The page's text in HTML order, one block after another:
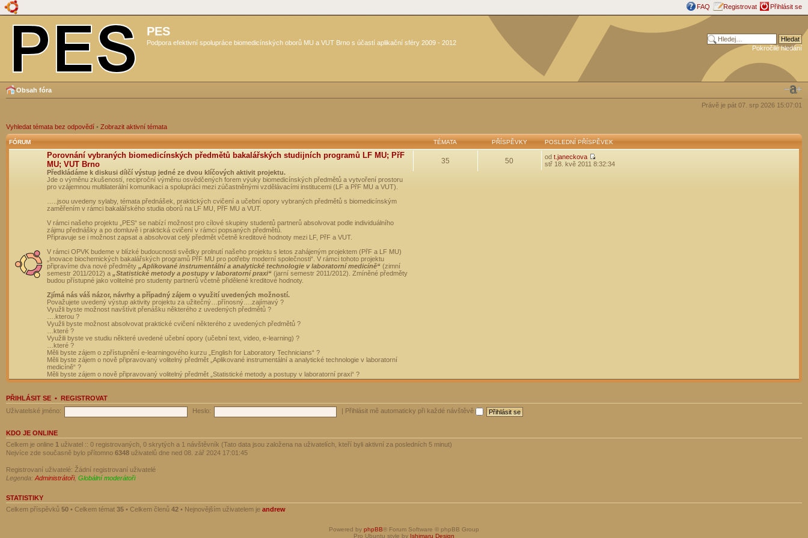
FAQ Registrovat Přihlásit se
PES
Podpora efektivní spolupráce biomedicínských oborů MU a VUT Brno s účastí aplikační sféry 2009 - 2012
Pokročilé hledání
Obsah fóra
Právě je pát 07. srp 2026 15:07:01
Vyhledat témata bez odpovědí • Zobrazit aktivní témata
FÓRUM TÉMATA PŘÍSPĚVKY POSLEDNÍ PŘÍSPĚVEK
Porovnání vybraných biomedicínských předmětů bakalářských studijních programů LF MU; PřF
MU; VUT Brno
Předkládáme k diskusi dílčí výstup jedné ze dvou klíčových aktivit projektu.
Jde o výměnu zkušeností, reciproční výměnu osvědčených forem výuky biomedicínských předmětů a vytvoření prostoru
pro vzájemnou multilaterální komunikaci a spolupráci mezi zúčastněnými vzdělávacími institucemi (LF a PřF MU a VUT).
…..jsou uvedeny sylaby, témata přednášek, praktických cvičení a učební opory vybraných předmětů s biomedicínským
zaměřením v rámci bakalářského studia oborů na LF MU, PřF MU a VUT.
V rámci našeho projektu „PES“ se nabízí možnost pro cílové skupiny studentů partnerů absolvovat podle individuálního
zájmu přednášky a po domluvě i praktická cvičení v rámci popsaných předmětů.
Připravuje se i možnost zapsat a absolvovat celý předmět včetně kreditové hodnoty mezi LF, PřF a VUT.
V rámci OPVK budeme v blízké budoucnosti svědky prolnutí našeho projektu s letos zahájeným projektem (PřF a LF MU)
„Inovace biochemických bakalářských programů PřF MU pro potřeby moderní společnosti“. V rámci tohoto projektu
připravíme dva nové předměty „Aplikované instrumentální a analytické technologie v laboratorní medicíně“ (zimní
semestr 2011/2012) a „Statistické metody a postupy v laboratorní praxi“ (jarní semestr 2011/2012). Zmíněné předměty
budou přístupné jako volitelné pro studenty partnerů včetně přidělené kreditové hodnoty.
Zjímá nás váš názor, návrhy a případný zájem o využití uvedených možností.
Považujete uvedený výstup aktivity projektu za užitečný…přínosný….zajímavý ?
Využli byste možnost navštívit přenášku některého z uvedených předmětů ?
….kterou ?
Využli byste možnost absolvovat praktické cvičení některého z uvedených předmětů ?
…které ?
Využili byste ve studiu některé uvedené učební opory (učební text, video, e-learning) ?
…které ?
Měli byste zájem o zpřístupnění e-learningového kurzu „English for Laboratory Technicians“ ?
Měli byste zájem o nově připravovaný volitelný předmět „Aplikované instrumentální a analytické technologie v laboratorní
medicíně“ ?
Měli byste zájem o nově připravovaný volitelný předmět „Statistické metody a postupy v laboratorní praxi“ ?
35 50 od t.janeckova
stř 18. kvě 2011 8:32:34
PŘIHLÁSIT SE • REGISTROVAT
Uživatelské jméno:
Heslo: Přihlásit mě automaticky při každé návštěvě
KDO JE ONLINE
Celkem je online 1 uživatel :: 0 registrovaných, 0 skrytých a 1 návštěvník (Tato data jsou založena na uživatelích, kteří byli aktivní za posledních 5 minut)
Nejvíce zde současně bylo přítomno 6348 uživatelů dne ned 08. zář 2024 17:01:45
Registrovaní uživatelé: Žádní registrovaní uživatelé
Legenda: Administrátoři, Globální moderátoři
STATISTIKY
Celkem příspěvků 50 • Celkem témat 35 • Celkem členů 42 • Nejnovějším uživatelem je andrew
Powered by phpBB® Forum Software © phpBB Group
Pro Ubuntu style by Ishimaru Design